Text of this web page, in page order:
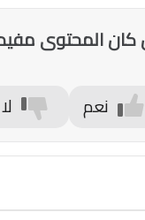
المحتوى
نعم لا